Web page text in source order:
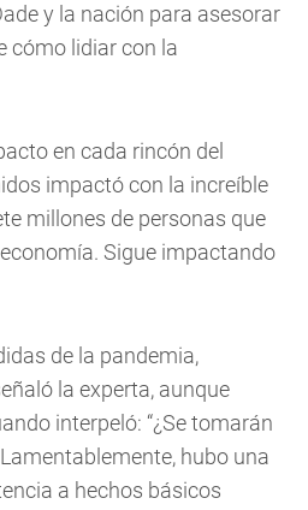
y la nación para asesorar
cómo lidiar con la
en cada rincón del
impactó con la increíble
millones de personas que
Sigue impactando
de la pandemia,
la experta, aunque
interpeló: “¿Se tomarán
hubo una
a hechos básicos